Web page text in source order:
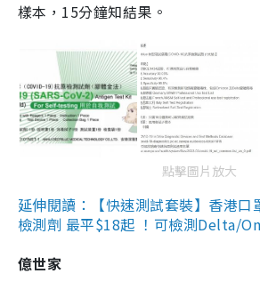
樣本，15分鐘知結果。
點擊圖片放大
延伸閱讀：【快速測試套裝】香港口
檢測劑 最平$18起 ！可檢測Delta/
億世家